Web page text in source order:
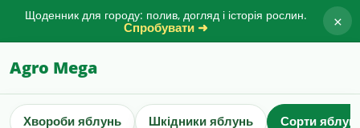
Щоденник для городу: полив, догляд і історія рослин.
Спробувати ➜ ×
Agro Mega
Хвороби яблунь Шкідники яблунь Сорти